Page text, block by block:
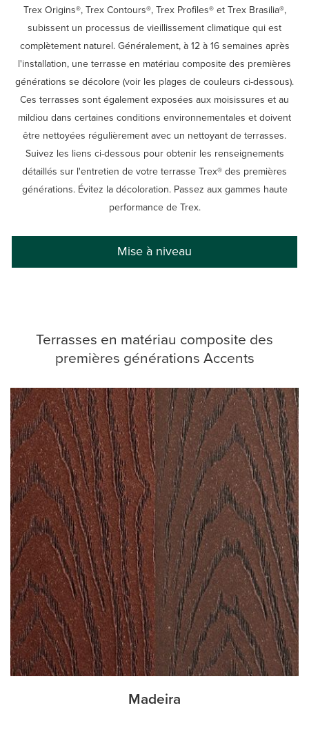
Trex Origins®, Trex Contours®, Trex Profiles® et Trex Brasilia®,
subissent un processus de vieillissement climatique qui est
complètement naturel. Généralement, à 12 à 16 semaines après
l'installation, une terrasse en matériau composite des premières
générations se décolore (voir les plages de couleurs ci-dessous).
Ces terrasses sont également exposées aux moisissures et au
mildiou dans certaines conditions environnementales et doivent
être nettoyées régulièrement avec un nettoyant de terrasses.
Suivez les liens ci-dessous pour obtenir les renseignements
détaillés sur l'entretien de votre terrasse Trex® des premières
générations. Évitez la décoloration. Passez aux gammes haute
performance de Trex.
Mise à niveau
Terrasses en matériau composite des
premières générations Accents
Madeira